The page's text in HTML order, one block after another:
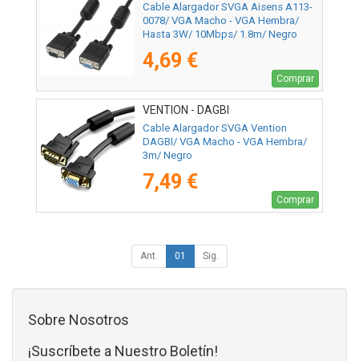
Cable Alargador SVGA Aisens A113-
0078/ VGA Macho - VGA Hembra/
Hasta 3W/ 10Mbps/ 1.8m/ Negro
4,69 €
Comprar
VENTION - DAGBI
Cable Alargador SVGA Vention
DAGBI/ VGA Macho - VGA Hembra/
3m/ Negro
7,49 €
Comprar
Ant. 01 Sig.
Sobre Nosotros
¡Suscríbete a Nuestro Boletín!